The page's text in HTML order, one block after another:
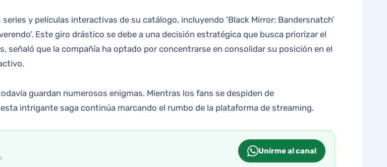
y películas interactivas de su catálogo, incluyendo ‘Black Mirror: Bandersnatch’
Este giro drástico se debe a una decisión estratégica que busca priorizar el
señaló que la compañía ha optado por concentrarse en consolidar su posición en el
guardan numerosos enigmas. Mientras los fans se despiden de
intrigante saga continúa marcando el rumbo de la plataforma de streaming.
Unirme al canal